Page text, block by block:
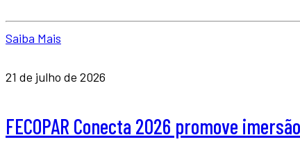
Saiba Mais
21 de julho de 2026
FECOPAR Conecta 2026 promove